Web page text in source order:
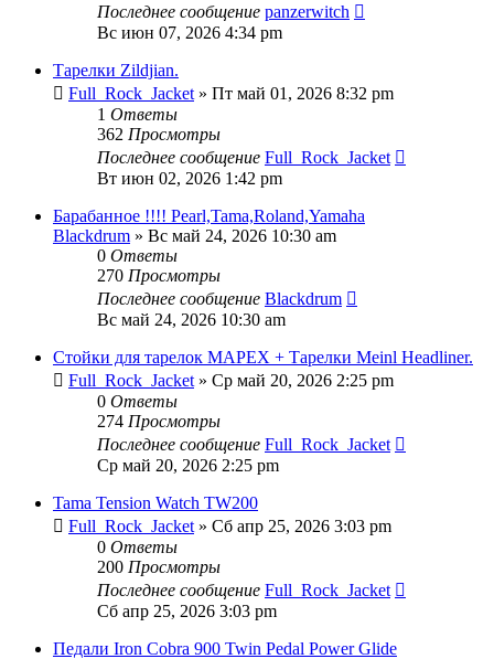
Последнее сообщение panzerwitch
Вс июн 07, 2026 4:34 pm
Тарелки Zildjian.
Full_Rock_Jacket » Пт май 01, 2026 8:32 pm
1 Ответы
362 Просмотры
Последнее сообщение Full_Rock_Jacket
Вт июн 02, 2026 1:42 pm
Барабанное !!!! Pearl,Tama,Roland,Yamaha
Blackdrum » Вс май 24, 2026 10:30 am
0 Ответы
270 Просмотры
Последнее сообщение Blackdrum
Вс май 24, 2026 10:30 am
Стойки для тарелок MAPEX + Тарелки Meinl Headliner.
Full_Rock_Jacket » Ср май 20, 2026 2:25 pm
0 Ответы
274 Просмотры
Последнее сообщение Full_Rock_Jacket
Ср май 20, 2026 2:25 pm
Tama Tension Watch TW200
Full_Rock_Jacket » Сб апр 25, 2026 3:03 pm
0 Ответы
200 Просмотры
Последнее сообщение Full_Rock_Jacket
Сб апр 25, 2026 3:03 pm
Педали Iron Cobra 900 Twin Pedal Power Glide